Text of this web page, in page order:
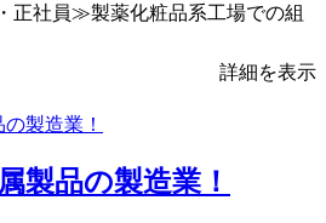
正社員≫製薬化粧品系工場での組
詳細を表示
製品の製造業！